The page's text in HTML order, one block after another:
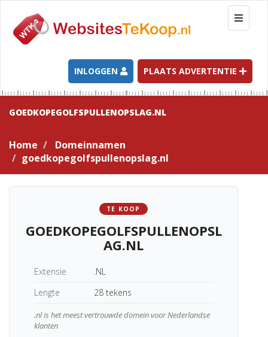
T
o
g
l
e
n
t
i
INLOGGEN PLAATS ADVERTENTIE
GOEDKOPEGOLFSPULLENOPSLAG.NL
Home
Domeinnamen
goedkopegolfspullenopslag.nl
TE KOOP
GOEDKOPEGOLFSPULLENOPSL
AG.NL
Extensie
.NL
Lengte
28 tekens
.nl is het meest vertrouwde domein voor Nederlandse
klanten